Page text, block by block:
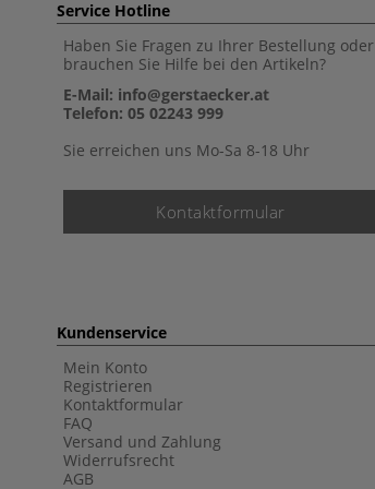
Service Hotline
Haben Sie Fragen zu Ihrer Bestellung oder
brauchen Sie Hilfe bei den Artikeln?
E-Mail: info@gerstaecker.at
Telefon: 05 02243 999
Sie erreichen uns Mo-Sa 8-18 Uhr
Kontaktformular
Kundenservice
Mein Konto
Registrieren
Kontaktformular
FAQ
Versand und Zahlung
Widerrufsrecht
AGB